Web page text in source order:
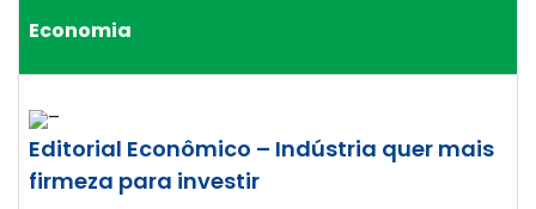
Economia
–
Editorial Econômico – Indústria quer mais
firmeza para investir